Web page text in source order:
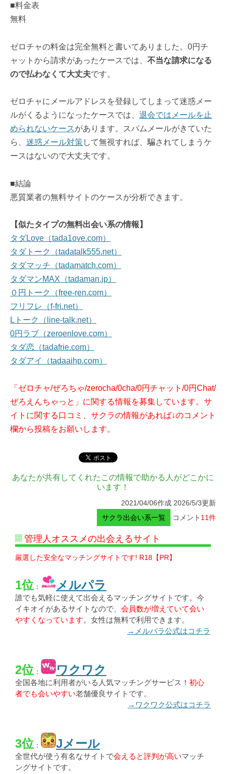
■料金表
無料
ゼロチャの料金は完全無料と書いてありました。0円チ
ャットから請求があったケースでは、 不当な請求になる
ので払わなくて大丈夫です。
ゼロチャにメールアドレスを登録してしまって迷惑メー
ルがくるようになったケースでは、 退会ではメールを止
められないケースがあります。スパムメールがきていた
ら、 迷惑メール対策して無視すれば、騙されてしまうケ
ースはないので大丈夫です。
■結論
悪質業者の無料サイトのケースが分析できます。
【似たタイプの無料出会い系の情報】
タダLove（tada1ove.com）
タダトーク（tadatalk555.net）
タダマッチ（tadamatch.com）
タダマンMAX（tadaman.jp）
０円トーク（free-ren.com）
フリフレ（f-fri.net）
Lトーク（line-talk.net）
0円ラブ（zeroenlove.com）
タダ恋（tadafrie.com）
タダアイ（tadaaihp.com）
「ゼロチャ/ぜろちゃ/zerocha/0cha/0円チャット/0円Chat/
ぜろえんちゃっと」に関する情報を募集しています。サ
イトに関する口コミ、サクラの情報があれば↓のコメント
欄から投稿をお願いします。
あなたが共有してくれたこの情報で助かる人がどこかに
います！
2021/04/06作成 2026/5/3更新
サクラ出会い系一覧
コメント 11件
管理人オススメの出会えるサイト
厳選した安全なマッチングサイトです! R18【PR】
1位 ： メルパラ
誰でも気軽に使えて出会えるマッチングサイトです。今
イキオイがあるサイトなので、 会員数が増えていて会い
やすくなっています。女性は無料で利用できます。
→メルパラ公式はコチラ
2位 ： ワクワク
全国各地に利用者がいる人気マッチングサービス！ 初心
者でも会いやすい老舗優良サイトです。
→ワクワク公式はコチラ
3位 ： Jメール
全世代が使う有名なサイトで会えると評判が高いマッチ
ングサイトです。